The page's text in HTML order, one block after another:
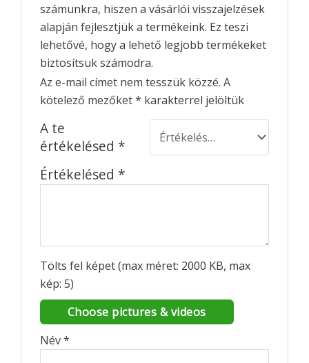
számunkra, hiszen a vásárlói visszajelzések
alapján fejlesztjük a termékeink. Ez teszi
lehetővé, hogy a lehető legjobb termékeket
biztosítsuk számodra.
Az e-mail címet nem tesszük közzé. A
kötelező mezőket* karakterrel jelöltük
A te
értékelésed *
Értékelésed *
Tölts fel képet (max méret: 2000 KB, max
kép: 5)
Choose pictures & videos
Név*